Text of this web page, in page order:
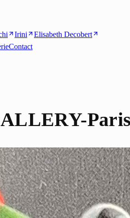
Irini
Elisabeth Decobert
Contact